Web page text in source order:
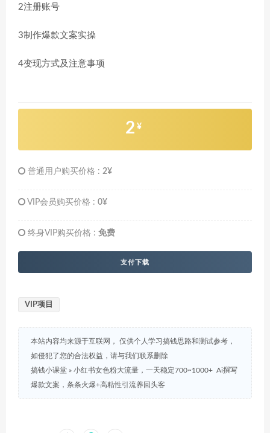
2注册账号
3制作爆款文案实操
4变现方式及注意事项
2 ¥
普通用户购买价格 : 2¥
VIP会员购买价格 : 0¥
终身VIP购买价格 : 免费
支付下载
VIP项目
本站内容均来源于互联网， 仅供个人学习搞钱思路和测试参考，
如侵犯了您的合法权益，请与我们联系删除
搞钱小课堂 » 小红书女色粉大流量，一天稳定700~1000+ Ai撰写
爆款文案，条条火爆+高粘性引流养回头客